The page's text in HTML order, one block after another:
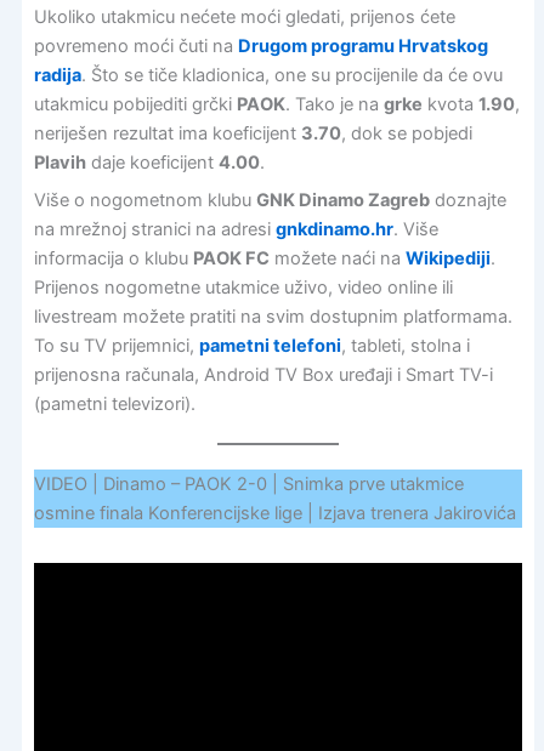
Ukoliko utakmicu nećete moći gledati, prijenos ćete
povremeno moći čuti na Drugom programu Hrvatskog
radija. Što se tiče kladionica, one su procijenile da će ovu
utakmicu pobijediti grčki PAOK. Tako je na grke kvota 1.90,
neriješen rezultat ima koeficijent 3.70, dok se pobjedi
Plavihdaje koeficijent 4.00.
Više o nogometnom klubu GNK Dinamo Zagrebdoznajte
na mrežnoj stranici na adresi gnkdinamo.hr. Više
informacija o klubu PAOK FC možete naći na Wikipediji.
Prijenos nogometne utakmice uživo, video online ili
livestream možete pratiti na svim dostupnim platformama.
To su TV prijemnici, pametni telefoni, tableti, stolna i
prijenosna računala, Android TV Box uređaji i Smart TV-i
(pametni televizori).
VIDEO | Dinamo – PAOK 2-0 | Snimka prve utakmice
osmine finala Konferencijske lige | Izjava trenera Jakirovića